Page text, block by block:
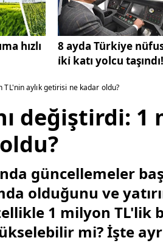
hızlı
8 ayda Türki̇ye
i̇ki̇ katı yolcu taşındı!
aylık getirisi ne kadar oldu?
değiştirdi: 1
güncellemeler
olduğunu ve
1 milyon TL'lik
mi? İşte